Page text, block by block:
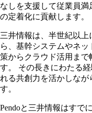
なしを支援して従業員満
の定着化に貢献します。
三井情報は、半世紀以
ら、基幹システムやネ
策からクラウド活用まで
す。 その長きにわたる
れる共創力を活かしなが
す。
Pendoと三井情報はすで